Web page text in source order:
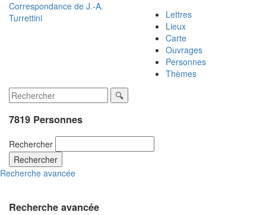
Correspondance de J.-A.
Turrettini
Lettres
Lieux
Carte
Ouvrages
Personnes
Thèmes
7819 Personnes
Rechercher
Rechercher
Recherche avancée
Recherche avancée